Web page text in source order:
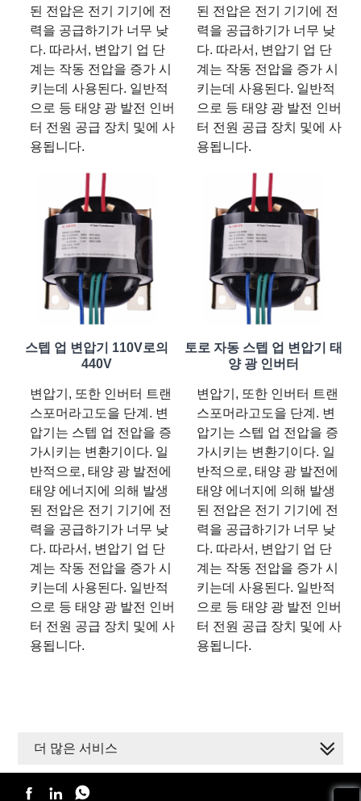
된 전압은 전기 기기에 전
력을 공급하기가 너무 낮
다. 따라서, 변압기 업 단
계는 작동 전압을 증가 시
키는데 사용된다. 일반적
으로 등 태양 광 발전 인버
터 전원 공급 장치 및에 사
용됩니다.
된 전압은 전기 기기에 전
력을 공급하기가 너무 낮
다. 따라서, 변압기 업 단
계는 작동 전압을 증가 시
키는데 사용된다. 일반적
으로 등 태양 광 발전 인버
터 전원 공급 장치 및에 사
용됩니다.
스텝 업 변압기 110V로의
440V
변압기, 또한 인버터 트랜
스포머라고도을 단계. 변
압기는 스텝 업 전압을 증
가시키는 변환기이다. 일
반적으로, 태양 광 발전에
태양 에너지에 의해 발생
된 전압은 전기 기기에 전
력을 공급하기가 너무 낮
다. 따라서, 변압기 업 단
계는 작동 전압을 증가 시
키는데 사용된다. 일반적
으로 등 태양 광 발전 인버
터 전원 공급 장치 및에 사
용됩니다.
토로 자동 스텝 업 변압기 태
양 광 인버터
변압기, 또한 인버터 트랜
스포머라고도을 단계. 변
압기는 스텝 업 전압을 증
가시키는 변환기이다. 일
반적으로, 태양 광 발전에
태양 에너지에 의해 발생
된 전압은 전기 기기에 전
력을 공급하기가 너무 낮
다. 따라서, 변압기 업 단
계는 작동 전압을 증가 시
키는데 사용된다. 일반적
으로 등 태양 광 발전 인버
터 전원 공급 장치 및에 사
용됩니다.
더 많은 서비스
  